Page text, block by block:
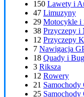
150 Lawety i
47 Limuzyny
29 Motocykle i
38 Przyczepy i
12 Przyczepy
7 Nawigacja
18 Quady i
3 Riksza
12 Rowery
21 Samochody
25 Samochody